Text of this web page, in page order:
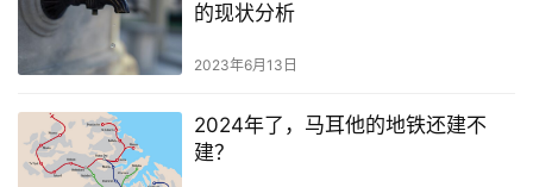
的现状分析
2023年6月13日
2024年了，马耳他的地铁还建不
建？